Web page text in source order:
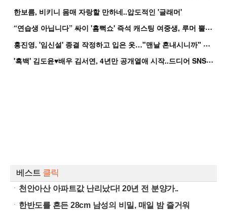
한보름, 비키니 몸매 자랑할 만하네..압도적인 '글래머'
“
연습생 아닙니다” 싸이 '흠뻑쇼' 즉석 캐스팅 여중생, 루머 뿔났다[Oh!쎈 이...
홍
진영, '임신설' 종결 작정하고 입은 옷…"맨날 혼내시니까" 억울
'
흑백' 김도윤♥배우 김서연, 4년만 공개열애 시작..드디어 SNS에 노출 [핫피...